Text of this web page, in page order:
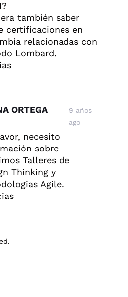
también saber
certificaciones en
relacionadas con
Lombard.
ORTEGA
9 años
ago
necesito
sobre
Talleres de
Thinking y
Agile.